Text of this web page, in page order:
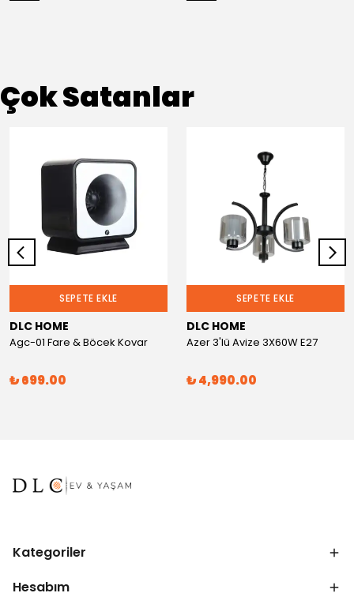
Çok Satanlar
SEPETE EKLE
DLC HOME
Agc-01 Fare & Böcek Kovar
₺ 699.00
SEPETE EKLE
DLC HOME
Azer 3'lü Avize 3X60W E27
₺ 4,990.00
Kategoriler
Hesabım